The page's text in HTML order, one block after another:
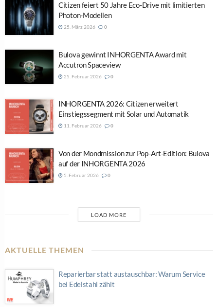
Citizen feiert 50 Jahre Eco-Drive mit limitierten
Photon-Modellen
25. März 2026 0
Bulova gewinnt INHORGENTA Award mit
Accutron Spaceview
25. Februar 2026 0
INHORGENTA 2026: Citizen erweitert
Einstiegssegment mit Solar und Automatik
11. Februar 2026 0
Von der Mondmission zur Pop-Art-Edition: Bulova
auf der INHORGENTA 2026
5. Februar 2026 0
LOAD MORE
AKTUELLE THEMEN
Reparierbar statt austauschbar: Warum Service
bei Edelstahl zählt